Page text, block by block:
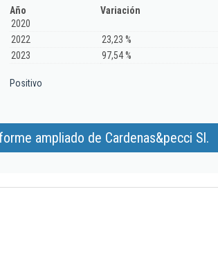
Año
Variación
2020
2022
23,23 %
2023
97,54 %
Positivo
ampliado de Cardenas&pecci Sl.